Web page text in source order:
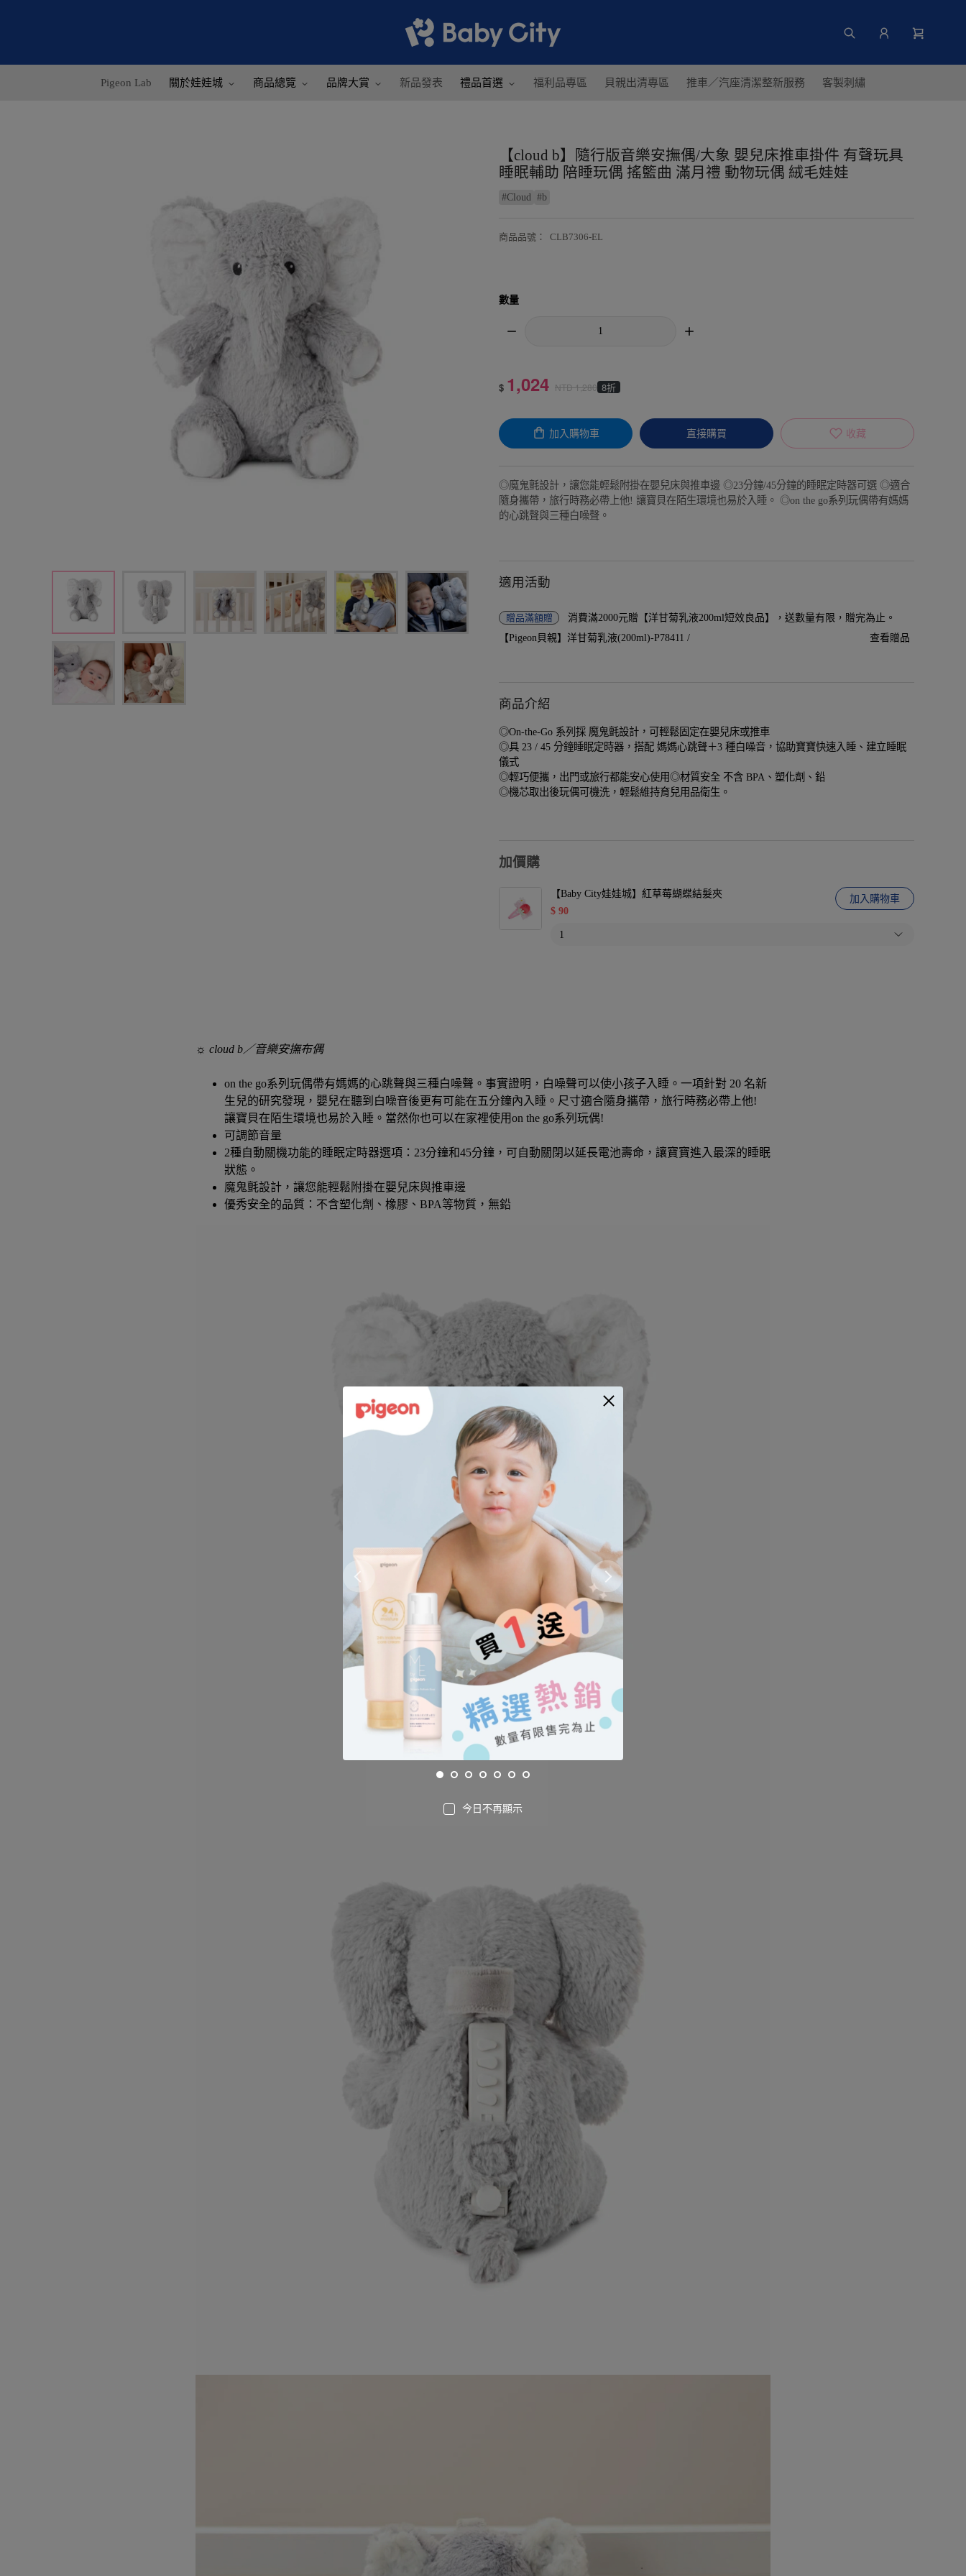
Pigeon Lab 關於娃娃城 商品總覽 品牌大賞 新品發表 禮品首選 福利品專區 貝親出清專區 推車／汽座清潔整新服務 客製刺繡
【cloud b】隨行版音樂安撫偶/大象 嬰兒床推車掛件 有聲玩具
睡眠輔助 陪睡玩偶 搖籃曲 滿月禮 動物玩偶 絨毛娃娃
#Cloud #b
商品品號 ： CLB7306-EL
數量
$ 1,024 NTD1,280 8折
加入購物車 直接購買 收藏
◎魔鬼氈設計，讓您能輕鬆附掛在嬰兒床與推車邊 ◎23分鐘/45分鐘的睡眠定時器可選 ◎適合
隨身攜帶，旅行時務必帶上他! 讓寶貝在陌生環境也易於入睡。 ◎on the go系列玩偶帶有媽媽
的心跳聲與三種白噪聲。
適用活動
贈品滿額贈
消費滿2000元贈【洋甘菊乳液200ml短效良品】，送數量有限，贈完為止。
【Pigeon貝親】洋甘菊乳液(200ml)-P78411 /
查看贈品
商品介紹
◎On-the-Go 系列採 魔鬼氈設計，可輕鬆固定在嬰兒床或推車
◎具 23 / 45 分鐘睡眠定時器，搭配 媽媽心跳聲＋3 種白噪音，協助寶寶快速入睡、建立睡眠
儀式
◎輕巧便攜，出門或旅行都能安心使用◎材質安全 不含 BPA、塑化劑、鉛
◎機芯取出後玩偶可機洗，輕鬆維持育兒用品衛生。
加價購
【Baby City娃娃城】紅草莓蝴蝶結髮夾
$ 90
加入購物車
☼ cloud b／音樂安撫布偶
on the go系列玩偶帶有媽媽的心跳聲與三種白噪聲。事實證明，白噪聲可以使小孩子入睡。一項針對 20 名新
生兒的研究發現，嬰兒在聽到白噪音後更有可能在五分鐘內入睡。尺寸適合隨身攜帶，旅行時務必帶上他!
讓寶貝在陌生環境也易於入睡。當然你也可以在家裡使用on the go系列玩偶!
可調節音量
2種自動關機功能的睡眠定時器選項：23分鐘和45分鐘，可自動關閉以延長電池壽命，讓寶寶進入最深的睡眠
狀態。
魔鬼氈設計，讓您能輕鬆附掛在嬰兒床與推車邊
優秀安全的品質：不含塑化劑、橡膠、BPA等物質，無鉛
今日不再顯示